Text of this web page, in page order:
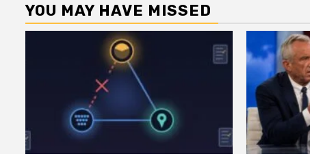
YOU MAY HAVE MISSED